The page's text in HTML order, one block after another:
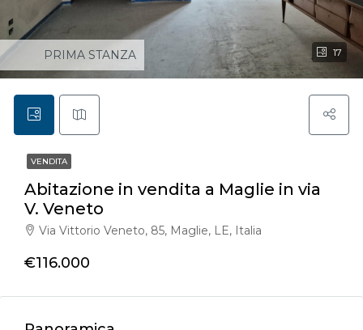
17
PRIMA STANZA
VENDITA
Abitazione in vendita a Maglie in via
V. Veneto
Via Vittorio Veneto, 85, Maglie, LE, Italia
€116.000